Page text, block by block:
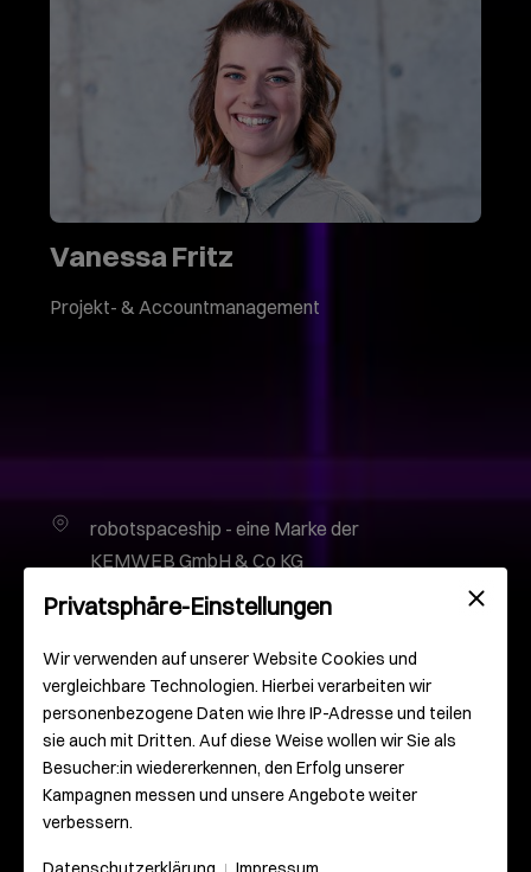
Vanessa Fritz
Projekt- & Accountmanagement
robotspaceship - eine Marke der
KEMWEB GmbH & Co KG
Gutenbergplatz 2
55116 Mainz
Deutschland
info@robotspaceship.com
0 61 31 – 93 000 – 0
Privatsphäre-Einstellungen
Wir verwenden auf unserer Website Cookies und
vergleichbare Technologien. Hierbei verarbeiten wir
personenbezogene Daten wie Ihre IP-Adresse und teilen
sie auch mit Dritten. Auf diese Weise wollen wir Sie als
Besucher:in wiedererkennen, den Erfolg unserer
Kampagnen messen und unsere Angebote weiter
verbessern.
|